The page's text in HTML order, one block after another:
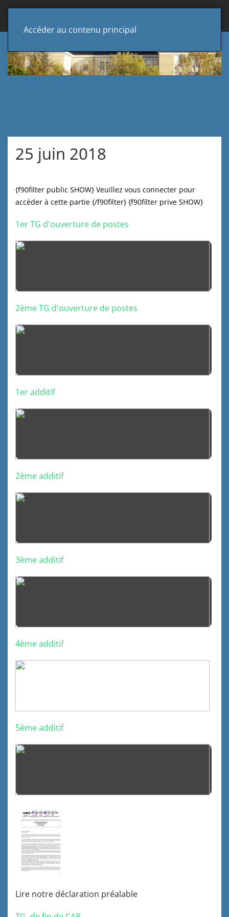
Accéder au contenu principal
25 juin 2018
{f90filter public SHOW} Veuillez vous connecter pour
accéder à cette partie {/f90filter} {f90filter prive SHOW}
1er TG d'ouverture de postes
2ème TG d'ouverture de postes
1er additif
2ème additif
3ème additif
4ème additif
5ème additif
Lire notre déclaration préalable